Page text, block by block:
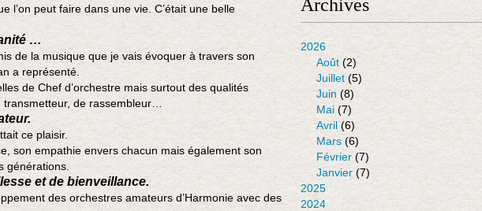
l’on peut faire dans une vie. C’était une belle
…
de la musique que je vais évoquer à travers son
a représenté.
de Chef d’orchestre mais surtout des qualités
de rassembleur…
ce plaisir.
son empathie envers chacun mais également son
générations.
et de bienveillance.
des orchestres amateurs d’Harmonie avec des
Archives
2026
Août (2)
Juillet (5)
Juin (8)
Mai (7)
Avril (6)
Mars (6)
Février (7)
Janvier (7)
2025
2024